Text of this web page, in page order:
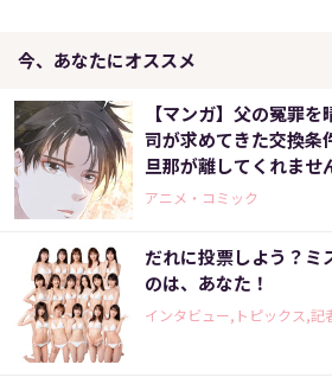
今、あなたにオススメ
【マンガ】父の冤罪
司が求めてきた交換条
旦那が離してくれませ
アニメ・コミック
だれに投票しよう？
のは、あなた！
インタビュー,トピックス,記